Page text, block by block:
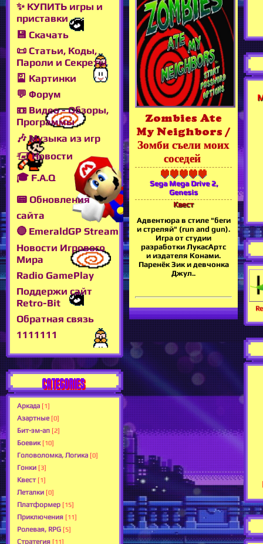
✨ КУПИТЬ игры и
приставки
💾 Скачать
📜 Статьи, Коды,
Пароли и Секреты
🎴 Картинки
💬 Форум
📼 Видео - Обзоры,
Программы
🎶 Музыка из игр
🖅 Новости
🎓 F.A.Q
📟 Обновления
сайта
🔴 EmeraldGP Stream
Новости Игрового
Мира
Radio GamePlay
Поддержи сайт
Retro-Bit
Обратная связь
1111111
CATEGORIES
Аркада [1]
Азартные [0]
Бит-эм-ап [2]
Боевик [10]
Головоломка, Логика [0]
Гонки [3]
Квест [1]
Леталки [0]
Платформер [15]
Приключения [11]
Ролевая, RPG [5]
Стратегия [11]
Zombies Ate
My Neighbors /
Зомби съели моих
соседей
Sega Mega Drive 2,
Genesis
Квест
Адвентюра в стиле "беги
и стреляй" (run and gun).
Игра от студии
разработки ЛукасАртс
и издателя Конами.
Паренёк Зик и девчонка
Джул..